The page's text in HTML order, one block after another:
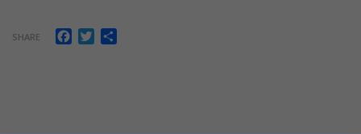
SHARE Facebook
Twitter